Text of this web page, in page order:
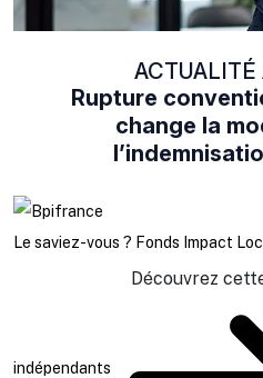
ACTUALITÉ
Rupture
change la
Le saviez-vous ? Fonds Impact
indépendants
Découvrez